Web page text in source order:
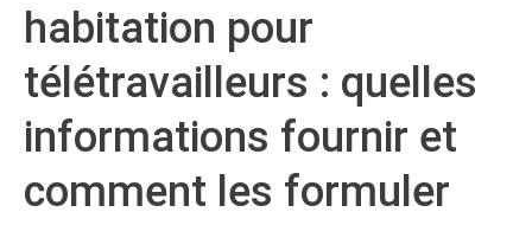
habitation pour
télétravailleurs : quelles
informations fournir et
comment les formuler